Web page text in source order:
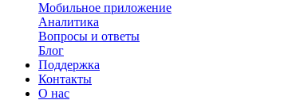
Мобильное приложение
Аналитика
Вопросы и ответы
Блог
Поддержка
Контакты
О нас